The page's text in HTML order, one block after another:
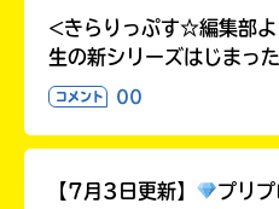
<きらりっぷす☆編集部
生の新シリーズはじまった
コメント 00
【7月3日更新】 プリプ